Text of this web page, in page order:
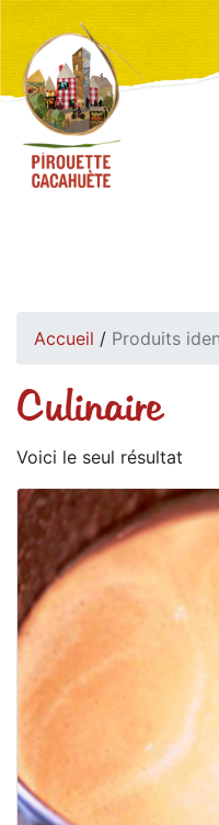
Accueil / Produits
Culinaire
Voici le seul résultat